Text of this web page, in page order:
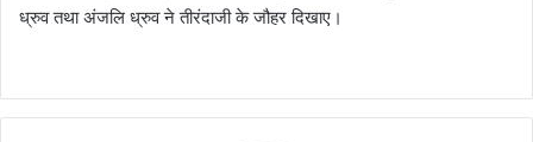
ध्रुव तथा अंजलि ध्रुव ने तीरंदाजी के जौहर दिखाए।